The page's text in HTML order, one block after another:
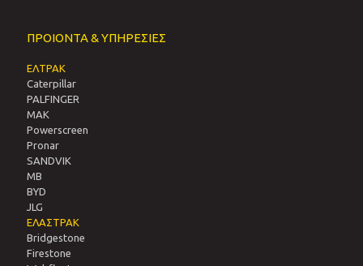
ΠΡΟΙΟΝΤΑ & ΥΠΗΡΕΣΙΕΣ
ΕΛΤΡΑΚ
Caterpillar
PALFINGER
MAK
Powerscreen
Pronar
SANDVIΚ
MB
BYD
JLG
ΕΛΑΣΤΡΑΚ
Bridgestone
Firestone